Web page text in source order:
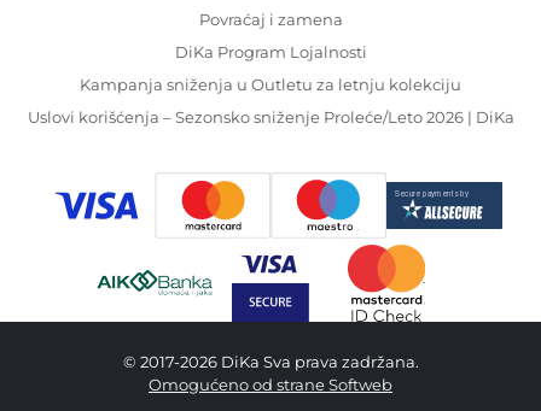
Povraćaj i zamena
DiKa Program Lojalnosti
Kampanja sniženja u Outletu za letnju kolekciju
Uslovi korišćenja – Sezonsko sniženje Proleće/Leto 2026 | DiKa
© 2017-2026 DiKa Sva prava zadržana.
Omogućeno od strane Softweb